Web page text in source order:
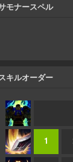
モナースペル
キルオーダー
1